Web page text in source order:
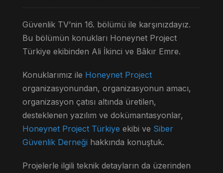
Güvenlik TV’nin 16. bölümü ile karşınızdayız.
Bu bölümün konukları Honeynet Project
Türkiye ekibinden Ali İkinci ve Bâkır Emre.
Konuklarımız ile Honeynet Project
organizasyonundan, organizasyonun amacı,
organizasyon çatısı altında üretilen,
desteklenen yazılım ve dokümantasyonlar,
Honeynet Project Türkiye ekibi ve Siber
Güvenlik Derneği hakkında konuştuk.
Projelerle ilgili teknik detayların da üzerinden